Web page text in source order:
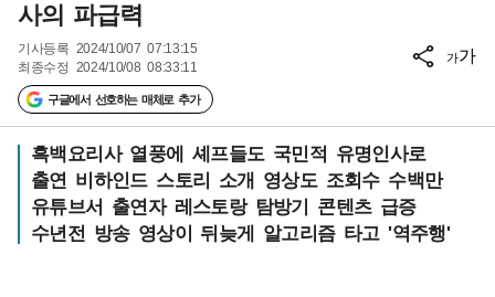
사의 파급력
기사등록 2024/10/07 07:13:15
최종수정 2024/10/08 08:33:11
구글에서 선호하는 매체로 추가
가가
흑백요리사 열풍에 셰프들도 국민적 유명인사로
출연 비하인드 스토리 소개 영상도 조회수 수백만
유튜브서 출연자 레스토랑 탐방기 콘텐츠 급증
수년전 방송 영상이 뒤늦게 알고리즘 타고 '역주행'